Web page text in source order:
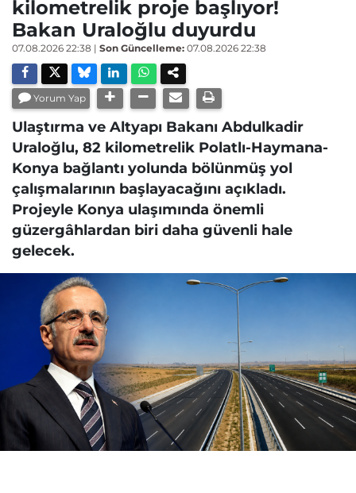
kilometrelik proje başlıyor!
Bakan Uraloğlu duyurdu
07.08.2026 22:38 | Son Güncelleme: 07.08.2026 22:38
Yorum Yap
Ulaştırma ve Altyapı Bakanı Abdulkadir
Uraloğlu, 82 kilometrelik Polatlı-Haymana-
Konya bağlantı yolunda bölünmüş yol
çalışmalarının başlayacağını açıkladı.
Projeyle Konya ulaşımında önemli
güzergâhlardan biri daha güvenli hale
gelecek.